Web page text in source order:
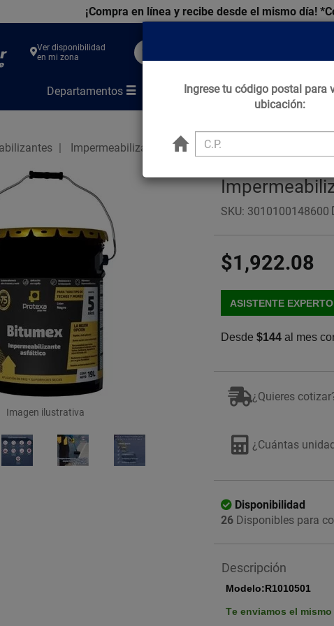
¡Compra en línea y recibe desde el mismo día!
Ver disponibilidad
en mi zona
Departamentos Marcas Tips que
Impermeabilizantes Asfálticos
Imagen ilustrativa
SKU: 3010100148600
$1,922.08
ASISTENTE EXPERTO
Desde$144 al mes
¿Quieres
¿Cuántas
Disponibilidad
26 Disponibles para
Descripción
Modelo:R1010501
Te enviamos el mismo
Ingrese tu código postal para
ubicación: